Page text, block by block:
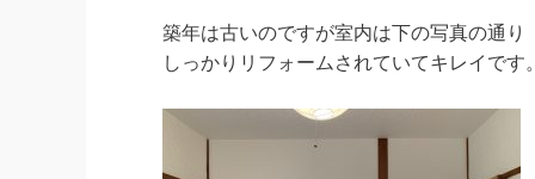
築年は古いのですが室内は下の写真の通り
しっかりリフォームされていてキレイです。